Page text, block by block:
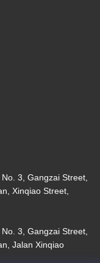
3, Gangzai Street,
Xinqiao Street,
3, Gangzai Street,
Jalan Xinqiao